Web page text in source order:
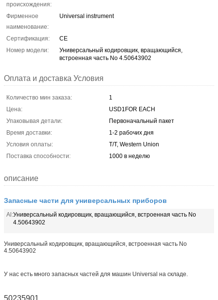
происхождения:
Фирменное
наименование:
Universal instrument
Сертификация:
CE
Номер модели:
Универсальный кодировщик, вращающийся,
встроенная часть No 4.50643902
Оплата и доставка Условия
Количество мин заказа:
1
Цена:
USD1FOR EACH
Упаковывая детали:
Первоначальный пакет
Время доставки:
1-2 рабочих дня
Условия оплаты:
T/T, Western Union
Поставка способности:
1000 в неделю
описание
Запасные части для универсальных приборов
Al:Универсальный кодировщик, вращающийся, встроенная часть No
4.50643902
Универсальный кодировщик, вращающийся, встроенная часть No
4.50643902
У нас есть много запасных частей для машин Universal на складе.
50235901